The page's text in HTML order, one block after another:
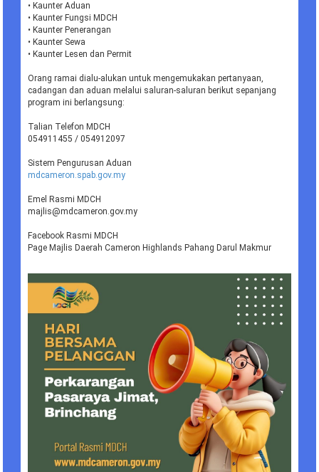
• Kaunter Aduan
• Kaunter Fungsi MDCH
• Kaunter Penerangan
• Kaunter Sewa
• Kaunter Lesen dan Permit
Orang ramai dialu-alukan untuk mengemukakan pertanyaan,
cadangan dan aduan melalui saluran-saluran berikut sepanjang
program ini berlangsung:
Talian Telefon MDCH
054911455 / 054912097
Sistem Pengurusan Aduan
mdcameron.spab.gov.my
Emel Rasmi MDCH
majlis@mdcameron.gov.my
Facebook Rasmi MDCH
Page Majlis Daerah Cameron Highlands Pahang Darul Makmur